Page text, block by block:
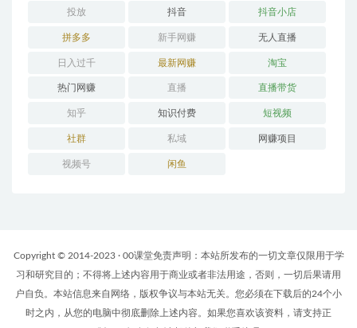
投放 抖音 抖音小店
拼多多 新手网赚 无人直播
日入过千 最新网赚 淘宝
热门网赚 直播 直播带货
知乎 知识付费 短视频
社群 私域 网赚项目
视频号 闲鱼
Copyright © 2014-2023 · 00课堂免责声明：本站所发布的一切文章仅限用于学
习和研究目的；不得将上述内容用于商业或者非法用途，否则，一切后果请用
户自负。本站信息来自网络，版权争议与本站无关。您必须在下载后的24个小
时之内，从您的电脑中彻底删除上述内容。如果您喜欢该资料，请支持正